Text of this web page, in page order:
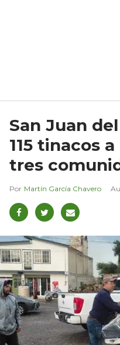
San Juan
115 tinacos
tres
Martín García Chavero